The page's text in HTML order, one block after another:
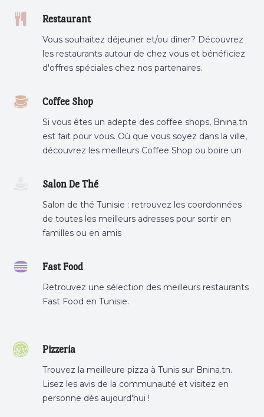
Restaurant
Vous souhaitez déjeuner et/ou dîner? Découvrez
les restaurants autour de chez vous et bénéficiez
d'offres spéciales chez nos partenaires.
Coffee Shop
Si vous êtes un adepte des coffee shops, Bnina.tn
est fait pour vous. Où que vous soyez dans la ville,
découvrez les meilleurs Coffee Shop ou boire un
Salon De Thé
Salon de thé Tunisie : retrouvez les coordonnées
de toutes les meilleurs adresses pour sortir en
familles ou en amis
Fast Food
Retrouvez une sélection des meilleurs restaurants
Fast Food en Tunisie.
Pizzeria
Trouvez la meilleure pizza à Tunis sur Bnina.tn.
Lisez les avis de la communauté et visitez en
personne dès aujourd'hui !